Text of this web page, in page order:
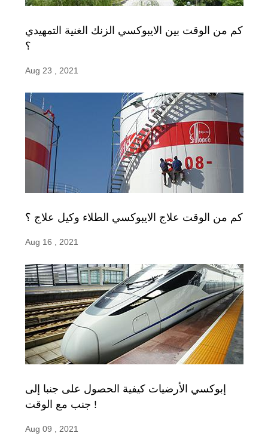
كم من الوقت بين الايبوكسي الزنك الغنية التمهيدي
؟
Aug 23 , 2021
كم من الوقت علاج الايبوكسي الطلاء وكيل علاج ؟
Aug 16 , 2021
إبوكسي الأرضيات كيفية الحصول على جنبا إلى
جنب مع الوقت !
Aug 09 , 2021